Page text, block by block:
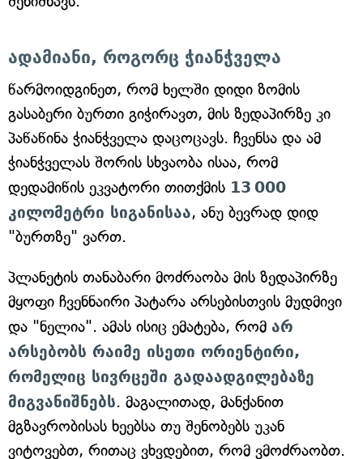
ადამიანი, როგორც ჭიანჭველა
წარმოიდგინეთ, რომ ხელში დიდი ზომის
გასაბერი ბურთი გიჭირავთ, მის ზედაპირზე კი
პაწაწინა ჭიანჭველა დაცოცავს. ჩვენსა და ამ
ჭიანჭველას შორის სხვაობა ისაა, რომ
დედამიწის ეკვატორი თითქმის 13 000
კილომეტრი სიგანისაა, ანუ ბევრად დიდ
"ბურთზე" ვართ.
პლანეტის თანაბარი მოძრაობა მის ზედაპირზე
მყოფი ჩვენნაირი პატარა არსებისთვის მუდმივი
და "ნელია". ამას ისიც ემატება, რომ არ
არსებობს რაიმე ისეთი ორიენტირი,
რომელიც სივრცეში გადაადგილებაზე
მიგვანიშნებს. მაგალითად, მანქანით
მგზავრობისას ხეებსა თუ შენობებს უკან
ვიტოვებთ, რითაც ვხვდებით, რომ ვმოძრაობთ.